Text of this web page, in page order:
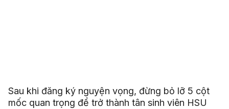
Sau khi đăng ký nguyện vọng, đừng bỏ lỡ 5 cột
mốc quan trọng để trở thành tân sinh viên HSU